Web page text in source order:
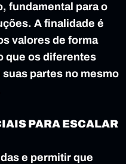
fundamental para o
A finalidade é
valores de forma
que os diferentes
partes no mesmo
PARA ESCALAR
e permitir que